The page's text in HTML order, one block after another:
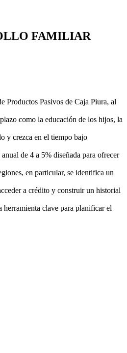
FAMILIAR
Productos Pasivos de Caja Piura, al
como la educación de los hijos, la
y crezca en el tiempo bajo
de 4 a 5% diseñada para ofrecer
en particular, se identifica un
a crédito y construir un historial
herramienta clave para planificar el